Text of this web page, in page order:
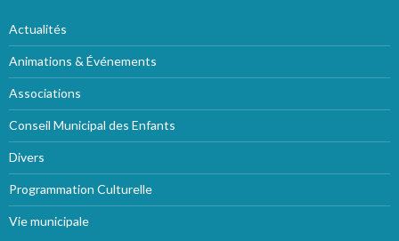
Actualités
Animations & Événements
Associations
Conseil Municipal des Enfants
Divers
Programmation Culturelle
Vie municipale